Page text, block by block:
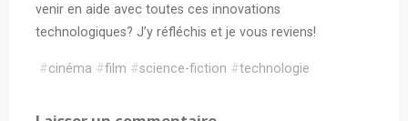
venir en aide avec toutes ces innovations
technologiques? J’y réfléchis et je vous reviens!
#cinéma #film #science-fiction #technologie